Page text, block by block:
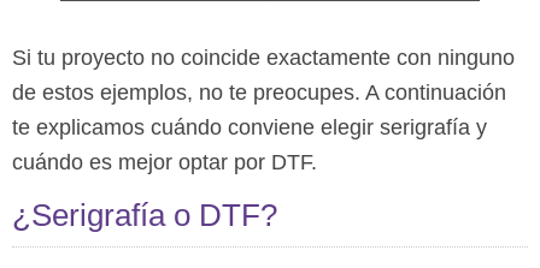
Si tu proyecto no coincide exactamente con ninguno
de estos ejemplos, no te preocupes. A continuación
te explicamos cuándo conviene elegir serigrafía y
cuándo es mejor optar por DTF.
¿Serigrafía o DTF?